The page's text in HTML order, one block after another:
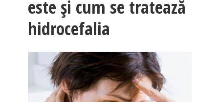
este și cum se tratează
hidrocefalia